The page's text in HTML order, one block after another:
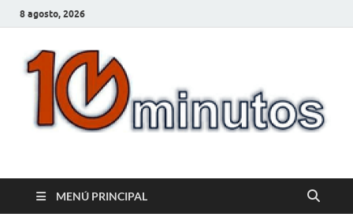
8 agosto, 2026
10minutos.com.uy
MENÚ PRINCIPAL